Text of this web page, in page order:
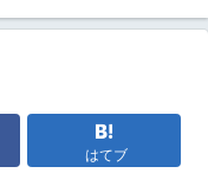
はてブ